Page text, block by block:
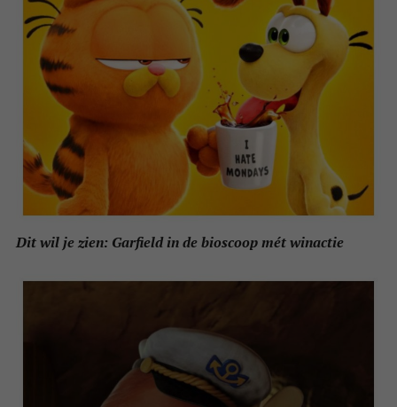
Dit wil je zien: Garfield in de bioscoop mét winactie